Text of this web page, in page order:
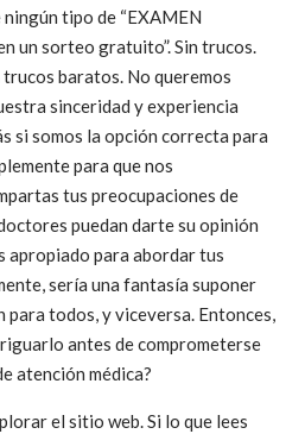
tipo de “EXAMEN
un sorteo gratuito”. Sin trucos.
baratos. No queremos
sinceridad y experiencia
si somos la opción correcta para
para que nos
tus preocupaciones de
puedan darte su opinión
apropiado para abordar tus
sería una fantasía suponer
para todos, y viceversa. Entonces,
antes de comprometerse
atención médica?
el sitio web. Si lo que lees